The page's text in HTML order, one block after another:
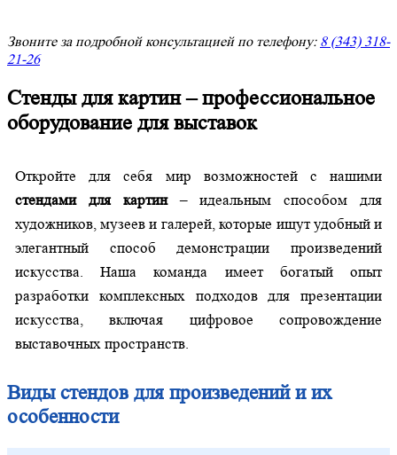
Звоните за подробной консультацией по телефону: 8 (343) 318-
21-26
Стенды для картин – профессиональное
оборудование для выставок
Откройте для себя мир возможностей с нашими
стендами для картин– идеальным способом для
художников, музеев и галерей, которые ищут удобный и
элегантный способ демонстрации произведений
искусства. Наша команда имеет богатый опыт
разработки комплексных подходов для презентации
искусства, включая цифровое сопровождение
выставочных пространств.
Виды стендов для произведений и их
особенности